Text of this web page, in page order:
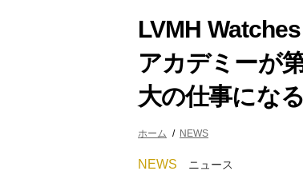
LVMH
アカデミーが
大の仕事になる
ホーム NEWS
NEWS ニュース